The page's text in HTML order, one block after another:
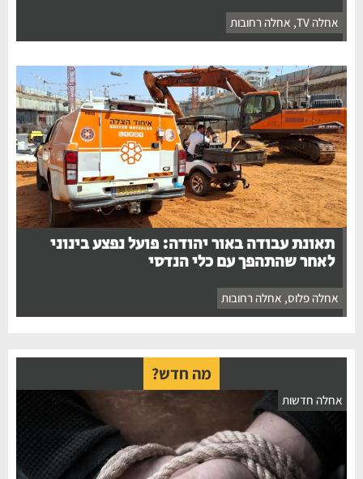
אחלה TV ,אחלה רחובות
תאונת עבודה באור יהודה: פועל נפצע בינוני
לאחר שהתהפך עם כלי הנדסי
אחלה פלוס ,אחלה רחובות
מה חדש?
חדשות